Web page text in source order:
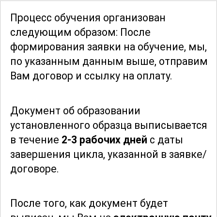
разные эпохи и культуры, а также их
влияние на развитие письменности и
искусства. Это поможет сформировать
более глубокое понимание значимости
и разнообразия черни в современной
жизни.
Завершая курс, участники смогут
самостоятельно разрабатывать и
реализовывать проекты по
изготовлению черни, используя
полученные знания и навыки.
к обширному ресурсу материалов и
Процесс обучения организован
следующим образом: После
формирования заявки на обучение, мы,
по указанным данным выше, отправим
Вам договор и ссылку на оплату.
Документ об образовании
установленного образца выписывается
в течение 2-3 рабочих дней с даты
завершения цикла, указанной в заявке/
договоре.
После того, как документ будет